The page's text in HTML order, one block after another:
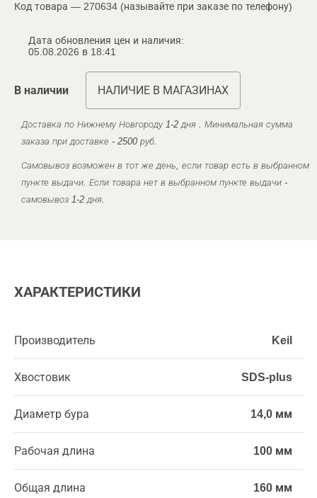
Код товара — 270634 (называйте при заказе по телефону)
Дата обновления цен и наличия:
05.08.2026 в 18:41
В наличии НАЛИЧИЕ В МАГАЗИНАХ
Доставка по Нижнему Новгороду 1-2 дня . Минимальная сумма
заказа при доставке - 2500 руб.
Самовывоз возможен в тот же день, если товар есть в выбранном
пункте выдачи. Если товара нет в выбранном пункте выдачи -
самовывоз 1-2 дня.
ХАРАКТЕРИСТИКИ
Производитель Keil
Хвостовик SDS-plus
Диаметр бура 14,0 мм
Рабочая длина 100 мм
Общая длина 160 мм